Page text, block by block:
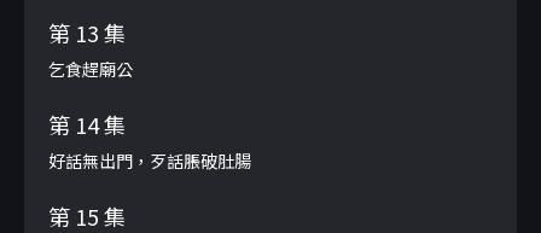
第 13 集
乞食趕廟公
第 14 集
好話無出門，歹話脹破肚腸
第 15 集